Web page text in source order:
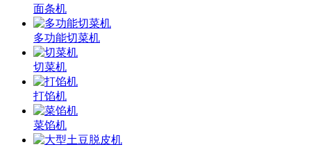
面条机
多功能切菜机
切菜机
打馅机
菜馅机